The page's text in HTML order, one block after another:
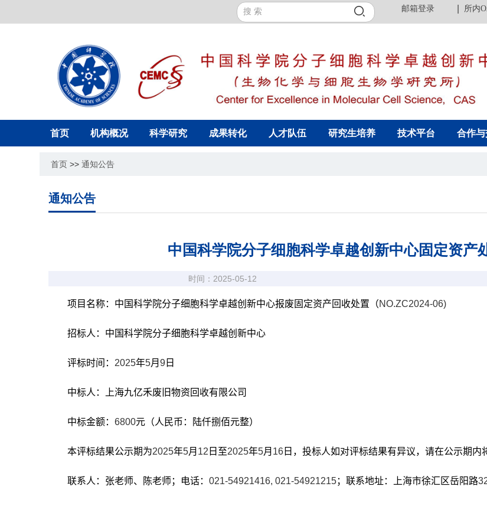
邮箱登录 所内
首页 机构概况 科学研究 成果转化 人才队伍 研究生培养 技术平台 合作
首页 >>通知公告
通知公告
中国科学院分子细胞科学卓越创新中心固定资产
时间：2025-05-12
项目名称：中国科学院分子细胞科学卓越创新中心报废固定资产回收处置（NO.ZC2024-06)
招标人：中国科学院分子细胞科学卓越创新中心
评标时间： 2025年5月9 日
中标人：上海九亿禾废旧物资回收有限公司
中标金额：6800元（人民币：陆仟捌佰元整）
本评标结果公示期为2025年5月 12 日至2025年5月 16 日，投标人如对评标结果有异议，请在公示期
联系人：张老师、陈老师；电话：021-54921416, 021-54921215；联系地址：上海市徐汇区岳阳路